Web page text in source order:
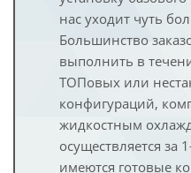
нас уходит чуть
Большинство
выполнить в
ТОПовых или
конфигураций,
жидкостным
осуществляется за
имеются готовые